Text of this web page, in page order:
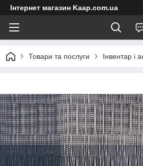
Інтернет магазин Kaap.com.ua
Товари та послуги Інвентар і